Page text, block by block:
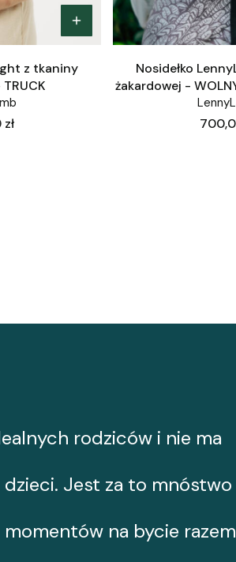
z tkaniny
Nosidełko
żakardowej -
Cena
rodziców i nie ma
Jest za to mnóstwo
na bycie